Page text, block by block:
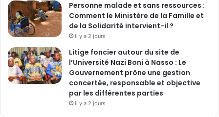
Personne malade et sans ressources :
Comment le Ministère de la Famille et
de la Solidarité intervient-il ?
il y a 2 jours
Litige foncier autour du site de
l’Université Nazi Boni à Nasso : Le
Gouvernement prône une gestion
concertée, responsable et objective
par les différentes parties
il y a 2 jours